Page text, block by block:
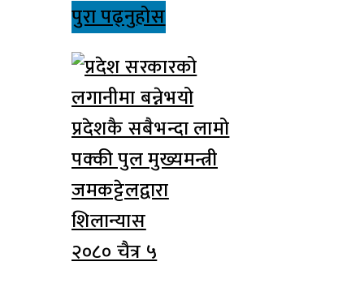
पुरा पढ्नुहोस
२०८० चैत्र ५